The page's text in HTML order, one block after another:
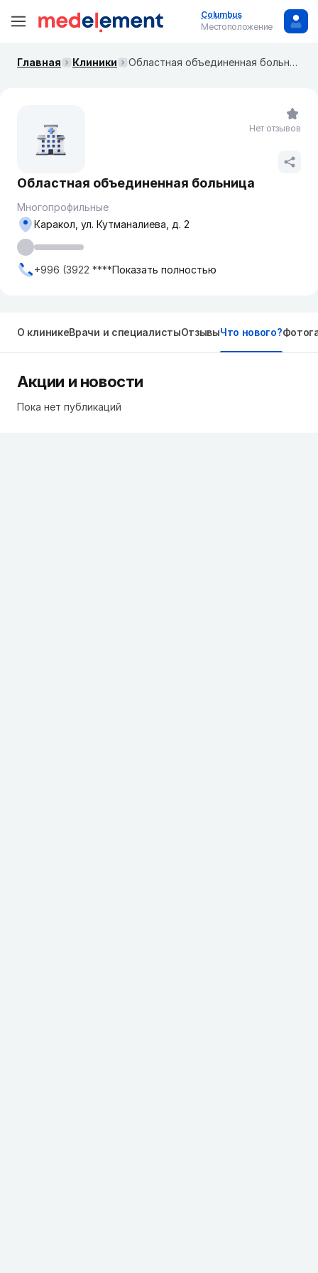
Columbus
Местоположение
Главная Клиники Областная объединенная больница
Областная объединенная больница
Многопрофильные
Каракол, ​ул. Кутманалиева, д. 2
+996 (3922 ****Показать полностью
Нет отзывов
О клиникеВрачи и специалистыОтзывыЧто нового?
Акции и новости
Пока нет публикаций